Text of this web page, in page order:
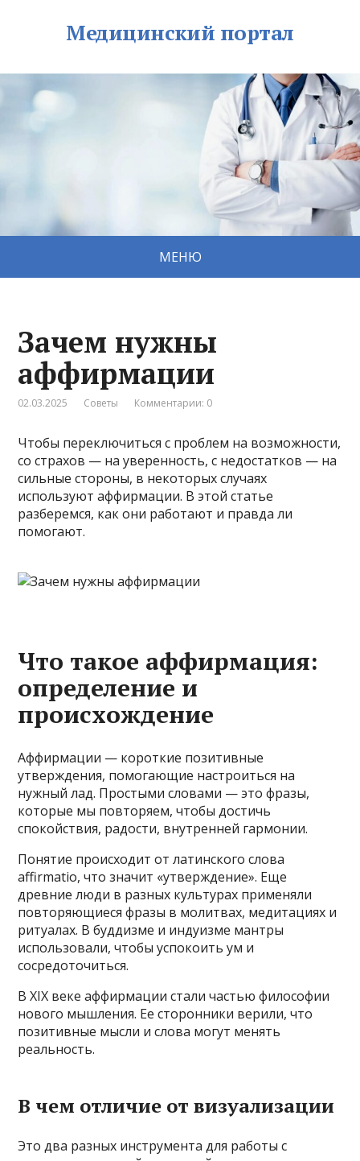
Медицинский портал
МЕНЮ
Зачем нужны
аффирмации
02.03.2025 Советы Комментарии: 0
Чтобы переключиться с проблем на возможности,
со страхов — на уверенность, с недостатков — на
сильные стороны, в некоторых случаях
используют аффирмации. В этой статье
разберемся, как они работают и правда ли
помогают.
Что такое аффирмация:
определение и
происхождение
Аффирмации — короткие позитивные
утверждения, помогающие настроиться на
нужный лад. Простыми словами — это фразы,
которые мы повторяем, чтобы достичь
спокойствия, радости, внутренней гармонии.
Понятие происходит от латинского слова
affirmatio, что значит «утверждение». Еще
древние люди в разных культурах применяли
повторяющиеся фразы в молитвах, медитациях и
ритуалах. В буддизме и индуизме мантры
использовали, чтобы успокоить ум и
сосредоточиться.
В XIX веке аффирмации стали частью философии
нового мышления. Ее сторонники верили, что
позитивные мысли и слова могут менять
реальность.
В чем отличие от визуализации
Это два разных инструмента для работы с